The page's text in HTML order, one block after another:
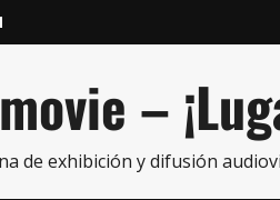
–
de exhibición y difusión